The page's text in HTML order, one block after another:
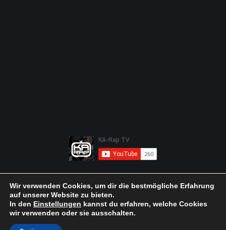
Wir verwenden Cookies, um dir die bestmögliche Erfahrung
auf unserer Website zu bieten.
In den Einstellungen kannst du erfahren, welche Cookies
wir verwenden oder sie ausschalten.